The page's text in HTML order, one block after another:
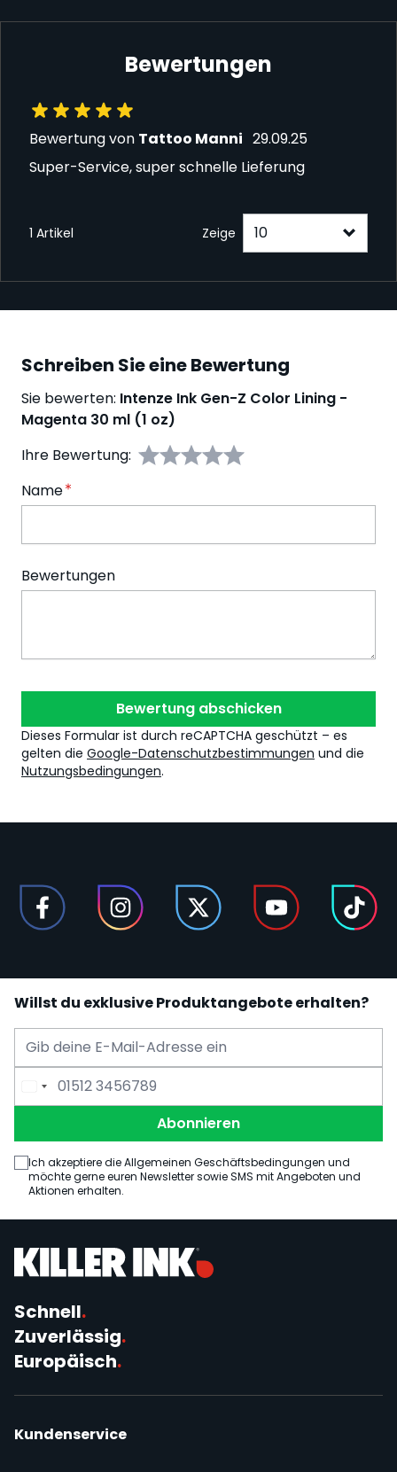
Bewertungen
Bewertung von Tattoo Manni 29. September 2025
29.09.25
Super-Service, super schnelle Lieferung
1 Artikel Zeige
Schreiben Sie eine Bewertung
Sie bewerten: Intenze Ink Gen-Z Color Lining -
Magenta 30 ml (1 oz)
Ihre Bewertung:
Name
Bewertungen
Bewertung abschicken
Dieses Formular ist durch reCAPTCHA geschützt – es
gelten die Google-Datenschutzbestimmungen und die
Nutzungsbedingungen.
Willst du exklusive Produktangebote erhalten?
E-Mail Adresse
Telefonnummer
Abonnieren
Ich akzeptiere die Allgemeinen Geschäftsbedingungen und
möchte gerne euren Newsletter sowie SMS mit Angeboten und
Aktionen erhalten.
Schnell.
Zuverlässig.
Europäisch.
Kundenservice